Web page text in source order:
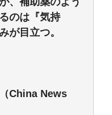
のは『気持
が目立つ。
China News